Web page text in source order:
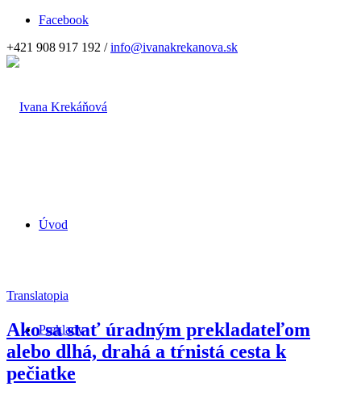
Facebook
+421 908 917 192 /info@ivanakrekanova.sk
Úvod
Preklady
Translatopia
Ako sa stať úradným prekladateľom
alebo dlhá, drahá a tŕnistá cesta k
pečiatke